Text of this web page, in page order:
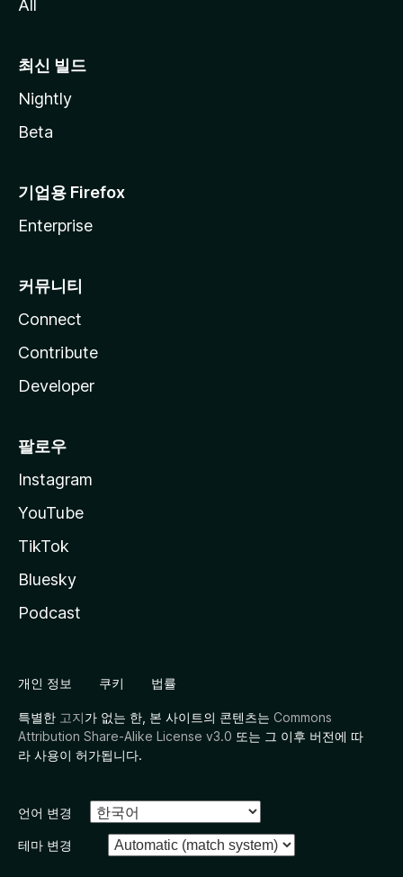
All
최신 빌드
Nightly
Beta
기업용 Firefox
Enterprise
커뮤니티
Connect
Contribute
Developer
팔로우
Instagram
YouTube
TikTok
Bluesky
Podcast
개인 정보 쿠키 법률
특별한 고지가 없는 한, 본 사이트의 콘텐츠는 Commons
Attribution Share-Alike License v3.0 또는 그 이후 버전에 따
라 사용이 허가됩니다.
언어 변경
테마 변경